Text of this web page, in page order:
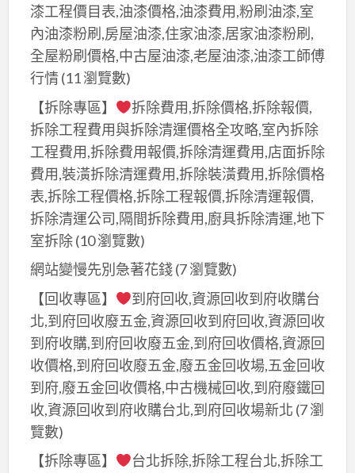
漆工程價目表,油漆價格,油漆費用,粉刷油漆,室
內油漆粉刷,房屋油漆,住家油漆,居家油漆粉刷,
全屋粉刷價格,中古屋油漆,老屋油漆,油漆工師傅
行情(11 瀏覽數)
【拆除專區】
拆除費用,拆除價格,拆除報價,
拆除工程費用與拆除清運價格全攻略,室內拆除
工程費用,拆除費用報價,拆除清運費用,店面拆除
費用,裝潢拆除清運費用,拆除裝潢費用,拆除價格
表,拆除工程價格,拆除工程報價,拆除清運報價,
拆除清運公司,隔間拆除費用,廚具拆除清運,地下
室拆除(10 瀏覽數)
網站變慢先別急著花錢(7 瀏覽數)
【回收專區】
到府回收,資源回收到府收購台
北,到府回收廢五金,資源回收到府回收,資源回收
到府收購,到府回收廢五金,到府回收價格,資源回
收價格,到府回收廢五金,廢五金回收場,五金回收
到府,廢五金回收價格,中古機械回收,到府廢鐵回
收,資源回收到府收購台北,到府回收場新北 (7 瀏
覽數)
【拆除專區】
台北拆除,拆除工程台北,拆除工